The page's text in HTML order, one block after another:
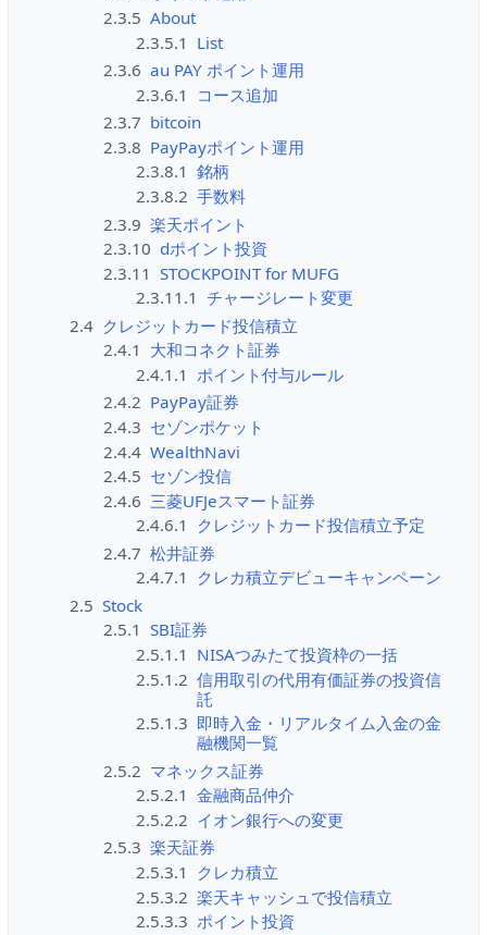
2.3.5 About
2.3.5.1 List
2.3.6 au PAY ポイント運用
2.3.6.1
コース追加
2.3.7 bitcoin
2.3.8 PayPayポイント運用
2.3.8.1 銘柄
2.3.8.2 手数料
2.3.9 楽天ポイント
2.3.10 dポイント投資
2.3.11 STOCKPOINT for MUFG
2.3.11.1 チャージレート変更
2.4 クレジットカード投信積立
2.4.1 大和コネクト証券
2.4.1.1 ポイント付与ルール
2.4.2 PayPay証券
2.4.3 セゾンポケット
2.4.4 WealthNavi
2.4.5 セゾン投信
2.4.6 三菱UFJeスマート証券
2.4.6.1
クレジットカード投信積立予定
2.4.7 松井証券
2.4.7.1
クレカ積立デビューキャンペーン
2.5 Stock
2.5.1 SBI証券
2.5.1.1 NISAつみたて投資枠の一括
2.5.1.2 信用取引の代用有価証券の投資信
託
2.5.1.3 即時入金・リアルタイム入金の金
融機関一覧
2.5.2 マネックス証券
2.5.2.1 金融商品仲介
2.5.2.2 イオン銀行への変更
2.5.3 楽天証券
2.5.3.1
クレカ積立
2.5.3.2 楽天キャッシュで投信積立
2.5.3.3 ポイント投資